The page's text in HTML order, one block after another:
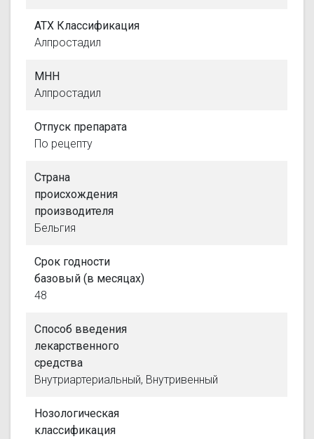
АТХ Классификация
Алпростадил
МНН
Алпростадил
Отпуск препарата
По рецепту
Страна
происхождения
производителя
Бельгия
Срок годности
базовый (в месяцах)
48
Способ введения
лекарственного
средства
Внутриартериальный, Внутривенный
Нозологическая
классификация